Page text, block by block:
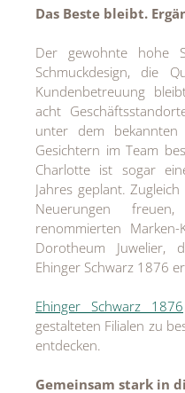
Das Beste bleibt.
Der gewohnte hohe
Schmuckdesign, die
Kundenbetreuung
acht
unter dem
Gesichtern im Team
Charlotte ist sogar
Jahres geplant.
Neuerungen
renommierten
Dorotheum Juwelier,
Ehinger Schwarz 1876
Ehinger Schwarz 1876
gestalteten Filialen zu
entdecken.
Gemeinsam stark in